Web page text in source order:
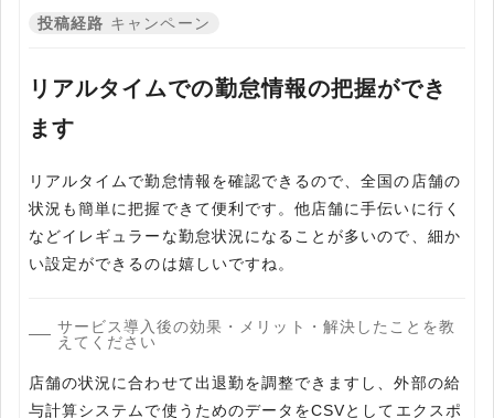
投稿経路 キャンペーン
リアルタイムでの勤怠情報の把握ができ
ます
リアルタイムで勤怠情報を確認できるので、全国の店舗の
状況も簡単に把握できて便利です。他店舗に手伝いに行く
などイレギュラーな勤怠状況になることが多いので、細か
い設定ができるのは嬉しいですね。
サービス導入後の効果・メリット・解決したことを教
えてください
店舗の状況に合わせて出退勤を調整できますし、外部の給
与計算システムで使うためのデータをCSVとしてエクスポ